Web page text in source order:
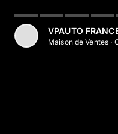
VPAUTO
Maison de Ventes ·